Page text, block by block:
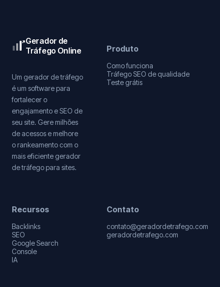
Gerador de
Tráfego Online
Um gerador de tráfego
é um software para
fortalecer o
engajamento e SEO de
seu site. Gere milhões
de acessos e melhore
o rankeamento com o
mais eficiente gerador
de tráfego para sites.
Produto
Como funciona
Tráfego SEO de qualidade
Teste grátis
Recursos
Backlinks
SEO
Google Search
Console
IA
Contato
contato@geradordetrafego.com
geradordetrafego.com